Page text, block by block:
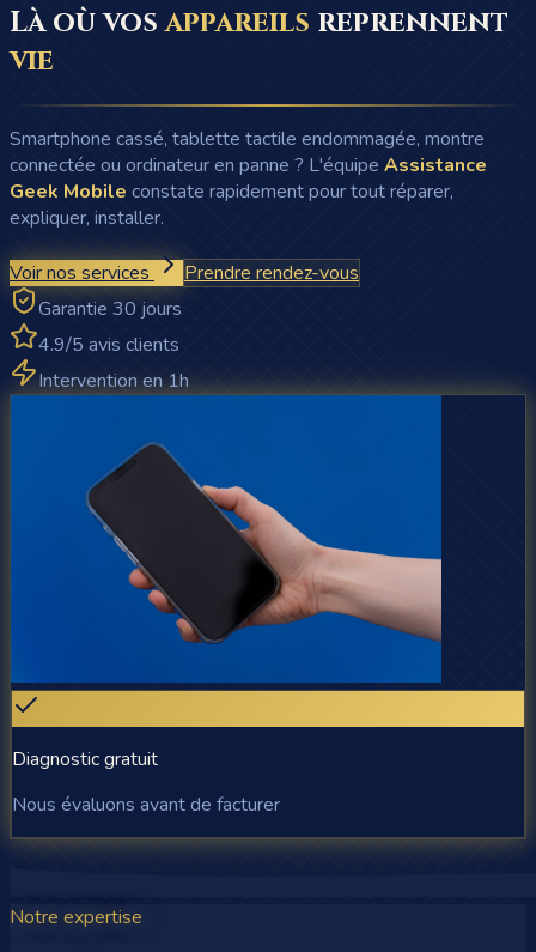
Là où vos appareils reprennent
vie
Smartphone cassé, tablette tactile endommagée, montre
connectée ou ordinateur en panne ? L'équipe Assistance
Geek Mobile constate rapidement pour tout réparer,
expliquer, installer.
Voir nos services
Prendre rendez-vous
Garantie 30 jours
4.9/5 avis clients
Intervention en 1h
Diagnostic gratuit
Nous évaluons avant de facturer
Notre expertise